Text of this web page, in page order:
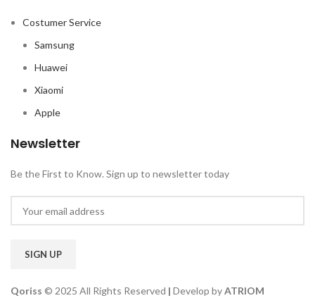
Costumer Service
Samsung
Huawei
Xiaomi
Apple
Newsletter
Be the First to Know. Sign up to newsletter today
Qoriss © 2025 All Rights Reserved | Develop byATRIOM